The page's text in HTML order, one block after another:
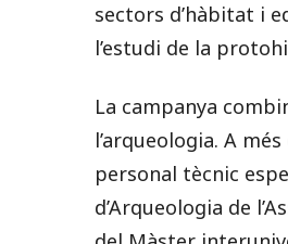
sectors d’hàbitat i
l’estudi de la
La campanya
l’arqueologia. A
personal tècnic
d’Arqueologia de